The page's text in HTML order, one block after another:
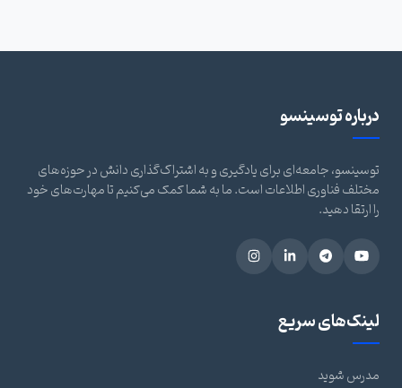
درباره توسینسو
توسینسو، جامعه‌ای برای یادگیری و به اشتراک‌گذاری دانش در حوزه‌های
مختلف فناوری اطلاعات است. ما به شما کمک می‌کنیم تا مهارت‌های خود
را ارتقا دهید.
لینک‌های سریع
مدرس شوید